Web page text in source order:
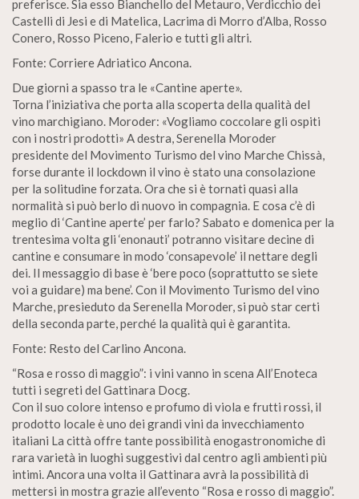
preferisce. Sia esso Bianchello del Metauro, Verdicchio dei
Castelli di Jesi e di Matelica, Lacrima di Morro d’Alba, Rosso
Conero, Rosso Piceno, Falerio e tutti gli altri.
Fonte: Corriere Adriatico Ancona.
Due giorni a spasso tra le «Cantine aperte».
Torna l’iniziativa che porta alla scoperta della qualità del
vino marchigiano. Moroder: «Vogliamo coccolare gli ospiti
con i nostri prodotti» A destra, Serenella Moroder
presidente del Movimento Turismo del vino Marche Chissà,
forse durante il lockdown il vino è stato una consolazione
per la solitudine forzata. Ora che si è tornati quasi alla
normalità si può berlo di nuovo in compagnia. E cosa c’è di
meglio di ‘Cantine aperte’ per farlo? Sabato e domenica per la
trentesima volta gli ‘enonauti’ potranno visitare decine di
cantine e consumare in modo ‘consapevole’ il nettare degli
dei. Il messaggio di base è ‘bere poco (soprattutto se siete
voi a guidare) ma bene’. Con il Movimento Turismo del vino
Marche, presieduto da Serenella Moroder, si può star certi
della seconda parte, perché la qualità qui è garantita.
Fonte: Resto del Carlino Ancona.
“Rosa e rosso di maggio”: i vini vanno in scena All’Enoteca
tutti i segreti del Gattinara Docg.
Con il suo colore intenso e profumo di viola e frutti rossi, il
prodotto locale è uno dei grandi vini da invecchiamento
italiani La città offre tante possibilità enogastronomiche di
rara varietà in luoghi suggestivi dal centro agli ambienti più
intimi. Ancora una volta il Gattinara avrà la possibilità di
mettersi in mostra grazie all’evento “Rosa e rosso di maggio”.